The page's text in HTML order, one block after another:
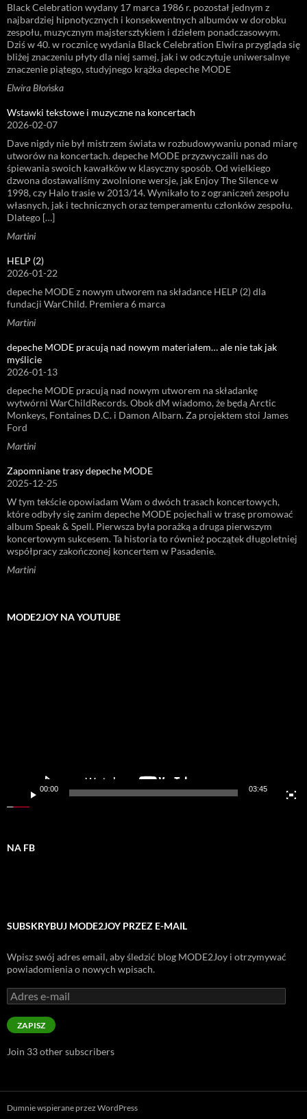
Black Celebration wydany 17 marca 1986 r. pozostał jednym z
najbardziej hipnotycznych i konsekwentnych albumów w dorobku
zespołu, muzycznym majstersztykiem i dziełem ponadczasowym.
Dziś w 40. w rocznicę wydania Black Celebration Elwira przygląda się
bliżej znaczeniu płyty dla niej samej, jak i w odczytuje uniwersalnye
znaczenie piątego, studyjnego krążka depeche MODE
Elwira Błońska
Wstawki tekstowe i muzyczne na koncertach
2026-02-07
Dave nigdy nie był mistrzem świata w rozbudowywaniu ponad miarę
utworów na koncertach. depeche MODE przyzwyczaili nas do
śpiewania swoich kawałków w klasyczny sposób. Od wielkiego
dzwona dostawaliśmy zwolnione wersje, jak Enjoy The Silence w
1998, czy Halo trasie w 2013/14. Wynikało to z ograniczeń zespołu
własnych, jak i technicznych oraz temperamentu członków zespołu.
Dlatego […]
Martini
HELP (2)
2026-01-22
depeche MODE z nowym utworem na składance HELP (2) dla
fundacji WarChild. Premiera 6 marca
Martini
depeche MODE pracują nad nowym materiałem… ale nie tak jak
myślicie
2026-01-13
depeche MODE pracują nad nowym utworem na składankę
wytwórni WarChildRecords. Obok dM wiadomo, że będą Arctic
Monkeys, Fontaines D.C. i Damon Albarn. Za projektem stoi James
Ford
Martini
Zapomniane trasy depeche MODE
2025-12-25
W tym tekście opowiadam Wam o dwóch trasach koncertowych,
które odbyły się zanim depeche MODE pojechali w trasę promować
album Speak & Spell. Pierwsza była porażką a druga pierwszym
koncertowym sukcesem. Ta historia to również początek długoletniej
współpracy zakończonej koncertem w Pasadenie.
Martini
MODE2JOY NA YOUTUBE
00:00 03:45
NA FB
SUBSKRYBUJ MODE2JOY PRZEZ E-MAIL
Wpisz swój adres email, aby śledzić blog MODE2Joy i otrzymywać
powiadomienia o nowych wpisach.
Adres
e-
mail
ZAPISZ
Join 33 other subscribers
Dumnie wspierane przez WordPress